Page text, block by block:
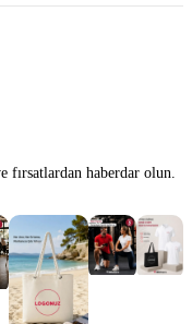
fırsatlardan haberdar olun.